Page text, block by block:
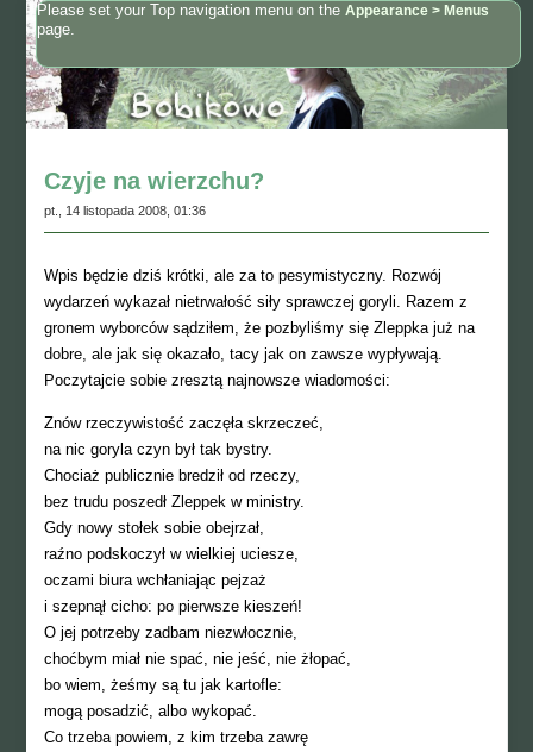
Please set your Top navigation menu on the Appearance > Menus
page.
Czyje na wierzchu?
pt., 14 listopada 2008, 01:36
Wpis będzie dziś krótki, ale za to pesymistyczny. Rozwój
wydarzeń wykazał nietrwałość siły sprawczej goryli. Razem z
gronem wyborców sądziłem, że pozbyliśmy się Zleppka już na
dobre, ale jak się okazało, tacy jak on zawsze wypływają.
Poczytajcie sobie zresztą najnowsze wiadomości:
Znów rzeczywistość zaczęła skrzeczeć,
na nic goryla czyn był tak bystry.
Chociaż publicznie bredził od rzeczy,
bez trudu poszedł Zleppek w ministry.
Gdy nowy stołek sobie obejrzał,
raźno podskoczył w wielkiej uciesze,
oczami biura wchłaniając pejzaż
i szepnął cicho: po pierwsze kieszeń!
O jej potrzeby zadbam niezwłocznie,
choćbym miał nie spać, nie jeść, nie żłopać,
bo wiem, żeśmy są tu jak kartofle:
mogą posadzić, albo wykopać.
Co trzeba powiem, z kim trzeba zawrę